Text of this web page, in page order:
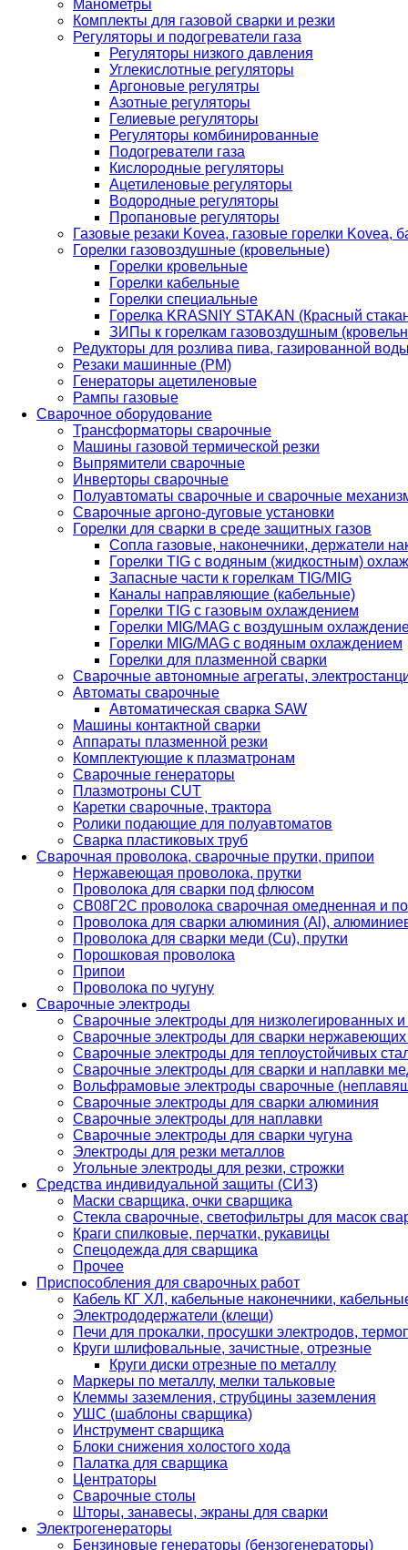
Манометры
Комплекты для газовой сварки и резки
Регуляторы и подогреватели газа
Регуляторы низкого давления
Углекислотные регуляторы
Аргоновые регулятры
Азотные регуляторы
Гелиевые регуляторы
Регуляторы комбинированные
Подогреватели газа
Кислородные регуляторы
Ацетиленовые регуляторы
Водородные регуляторы
Пропановые регуляторы
Газовые резаки Kovea, газовые горелки Kovea,
Горелки газовоздушные (кровельные)
Горелки кровельные
Горелки кабельные
Горелки специальные
Горелка KRASNIY STAKAN (Красный
ЗИПы к горелкам газовоздушным
Редукторы для розлива пива, газированной
Резаки машинные (РМ)
Генераторы ацетиленовые
Рампы газовые
Сварочное оборудование
Трансформаторы сварочные
Машины газовой термической резки
Выпрямители сварочные
Инверторы сварочные
Полуавтоматы сварочные и сварочные
Сварочные аргоно-дуговые установки
Горелки для сварки в среде защитных газов
Сопла газовые, наконечники, держатели
Горелки TIG с водяным (жидкостным)
Запасные части к горелкам TIG/MIG
Каналы направляющие (кабельные)
Горелки TIG с газовым охлаждением
Горелки MIG/MAG с воздушным
Горелки MIG/MAG с водяным охлаждением
Горелки для плазменной сварки
Сварочные автономные агрегаты,
Автоматы сварочные
Автоматическая сварка SAW
Машины контактной сварки
Аппараты плазменной резки
Комплектующие к плазматронам
Сварочные генераторы
Плазмотроны CUT
Каретки сварочные, трактора
Ролики подающие для полуавтоматов
Сварка пластиковых труб
Сварочная проволока, сварочные прутки, припои
Нержавеющая проволока, прутки
Проволока для сварки под флюсом
СВ08Г2С проволока сварочная омедненная и
Проволока для сварки алюминия (Al),
Проволока для сварки меди (Cu), прутки
Порошковая проволока
Припои
Проволока по чугуну
Сварочные электроды
Сварочные электроды для низколегированных и
Сварочные электроды для сварки
Сварочные электроды для теплоустойчивых
Сварочные электроды для сварки и наплавки
Вольфрамовые электроды сварочные
Сварочные электроды для сварки алюминия
Сварочные электроды для наплавки
Сварочные электроды для сварки чугуна
Электроды для резки металлов
Угольные электроды для резки, строжки
Средства индивидуальной защиты (СИЗ)
Маски сварщика, очки сварщика
Стекла сварочные, светофильтры для масок
Краги спилковые, перчатки, рукавицы
Спецодежда для сварщика
Прочее
Приспособления для сварочных работ
Кабель КГ ХЛ, кабельные наконечники,
Электрододержатели (клещи)
Печи для прокалки, просушки электродов,
Круги шлифовальные, зачистные, отрезные
Круги диски отрезные по металлу
Маркеры по металлу, мелки тальковые
Клеммы заземления, струбцины заземления
УШС (шаблоны сварщика)
Инструмент сварщика
Блоки снижения холостого хода
Палатка для сварщика
Центраторы
Сварочные столы
Шторы, занавесы, экраны для сварки
Электрогенераторы
Бензиновые генераторы (бензогенераторы)